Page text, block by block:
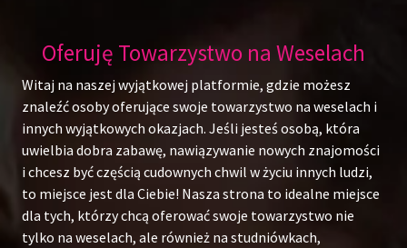
Oferuję Towarzystwo na Weselach
Witaj na naszej wyjątkowej platformie, gdzie możesz
znaleźć osoby oferujące swoje towarzystwo na weselach i
innych wyjątkowych okazjach. Jeśli jesteś osobą, która
uwielbia dobra zabawę, nawiązywanie nowych znajomości
i chcesz być częścią cudownych chwil w życiu innych ludzi,
to miejsce jest dla Ciebie! Nasza strona to idealne miejsce
dla tych, którzy chcą oferować swoje towarzystwo nie
tylko na weselach, ale również na studniówkach,